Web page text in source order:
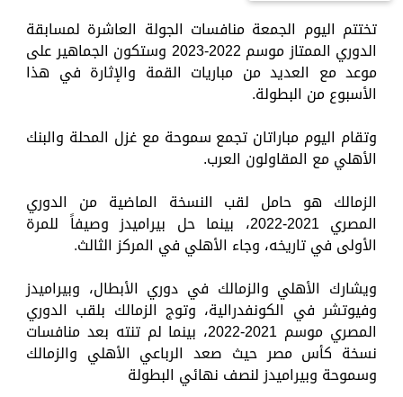
تختتم اليوم الجمعة منافسات الجولة العاشرة لمسابقة
الدوري الممتاز موسم 2022-2023 وستكون الجماهير على
موعد مع العديد من مباريات القمة والإثارة في هذا
الأسبوع من البطولة.
وتقام اليوم مباراتان تجمع سموحة مع غزل المحلة والبنك
الأهلي مع المقاولون العرب.
الزمالك هو حامل لقب النسخة الماضية من الدوري
المصري 2021-2022، بينما حل بيراميدز وصيفاً للمرة
الأولى في تاريخه، وجاء الأهلي في المركز الثالث.
ويشارك الأهلي والزمالك في دوري الأبطال، وبيراميدز
وفيوتشر في الكونفدرالية، وتوج الزمالك بلقب الدوري
المصري موسم 2021-2022، بينما لم تنته بعد منافسات
نسخة كأس مصر حيث صعد الرباعي الأهلي والزمالك
وسموحة وبيراميدز لنصف نهائي البطولة